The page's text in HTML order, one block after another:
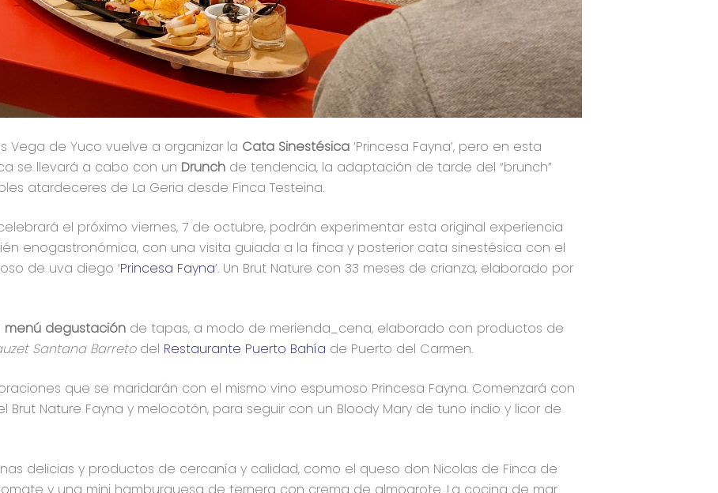
Vega de Yuco vuelve a organizar la Cata Sinestésica ‘Princesa Fayna’, pero en esta
se llevará a cabo con un Drunch de tendencia, la adaptación de tarde del “brunch”
atardeceres de La Geria desde Finca Testeina.
el próximo viernes, 7 de octubre, podrán experimentar esta original experiencia
enogastronómica, con una visita guiada a la finca y posterior cata sinestésica con el
de uva diego ‘Princesa Fayna’. Un Brut Nature con 33 meses de crianza, elaborado por
menú degustación de tapas, a modo de merienda_cena, elaborado con productos de
Santana Barretodel Restaurante Puerto Bahía de Puerto del Carmen.
que se maridarán con el mismo vino espumoso Princesa Fayna. Comenzará con
Brut Nature Fayna y melocotón, para seguir con un Bloody Mary de tuno indio y licor de
delicias y productos de cercanía y calidad, como el queso don Nicolas de Finca de
y una mini hamburguesa de ternera con crema de almogrote. La cocina de mar